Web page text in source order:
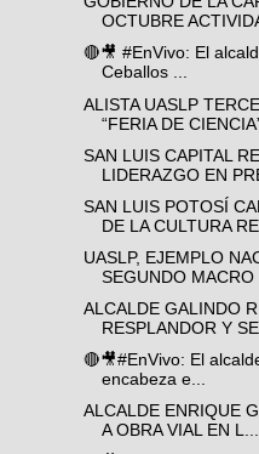
OCTUBRE
🔴🎥 #EnVivo: El
Ceballos ...
ALISTA UASLP
“FERIA DE
SAN LUIS CAPITAL
LIDERAZGO EN
SAN LUIS POTOSÍ
DE LA CULTURA
UASLP, EJEMPLO
SEGUNDO MACRO
ALCALDE GALINDO
RESPLANDOR Y
🔴🎥#EnVivo: El
encabeza e...
ALCALDE ENRIQUE
A OBRA VIAL EN L...